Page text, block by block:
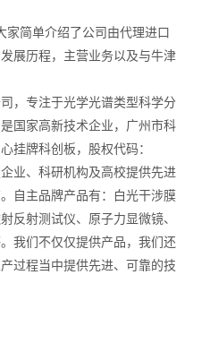
家简单介绍了公司由代理进口
展历程，主营业务以及与牛津
，专注于光学光谱类型科学分
国家高新技术企业，广州市科
挂牌科创板，股权代码：
业、科研机构及高校提供先进
自主品牌产品有：白光干涉膜
反射测试仪、原子力显微镜、
我们不仅仅提供产品，我们还
过程当中提供先进、可靠的技